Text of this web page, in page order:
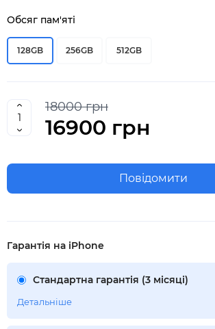
Обсяг пам'яті
128GB 256GB 512GB
18000 грн
16900 грн
Повідомити
Гарантія на iPhone
Стандартна гарантія (3 місяці)
Детальніше